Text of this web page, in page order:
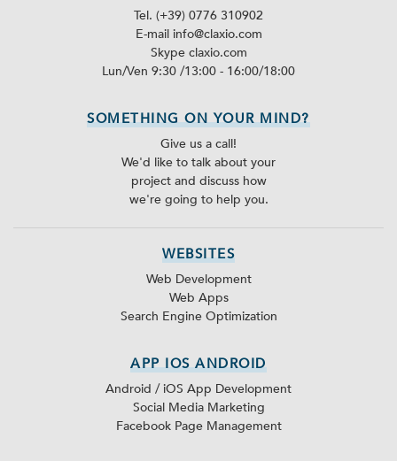
Tel. (+39) 0776 310902
E-mail info@claxio.com
Skype claxio.com
Lun/Ven 9:30 /13:00 - 16:00/18:00
SOMETHING ON YOUR MIND?
Give us a call!
We'd like to talk about your
project and discuss how
we're going to help you.
WEBSITES
Web Development
Web Apps
Search Engine Optimization
APP IOS ANDROID
Android / iOS App Development
Social Media Marketing
Facebook Page Management